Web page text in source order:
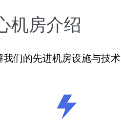
机房介绍
们的先进机房设施与技术